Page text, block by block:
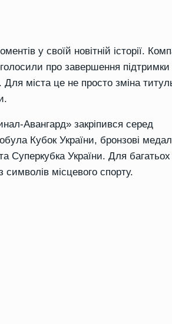
у своїй новітній історії.
про завершення підтримки
Для міста це не просто зміна
Авангард» закріпився серед
Кубок України, бронзові
Суперкубка України. Для багатьох
місцевого спорту.